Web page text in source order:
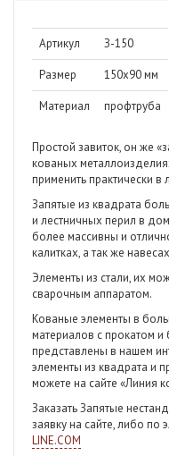
Артикул З-150
Размер 150х90 мм
Материал профтруба
Простой завиток, он же
кованых
применить практически
Запятые из квадрата
и лестничных перил в
более массивны и
калитках, а так же
Элементы из стали, их
сварочным аппаратом.
Кованые элементы в
материалов с прокатом
представлены в нашем
элементы из квадрата и
можете на сайте «Линия
Заказать Запятые
заявку на сайте, либо по
LINE.COM